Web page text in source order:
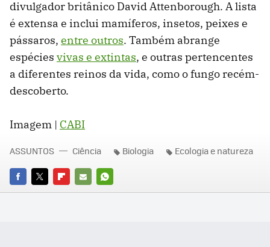
divulgador britânico David Attenborough. A lista
é extensa e inclui mamíferos, insetos, peixes e
pássaros, entre outros. Também abrange
espécies vivas e extintas, e outras pertencentes
a diferentes reinos da vida, como o fungo recém-
descoberto.
Imagem | CABI
FACEBOOK
TWITTERFLIPBOARD
E-
WHATSAPP
ASSUNTOS Ciência Biologia Ecologia e natureza